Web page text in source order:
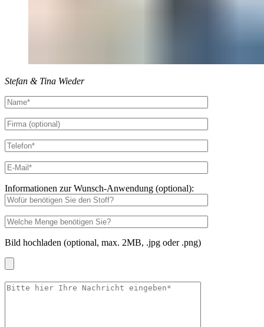
Stefan & Tina Wieder
Informationen zur Wunsch-Anwendung (optional):
Bild hochladen (optional, max. 2MB, .jpg oder .png)